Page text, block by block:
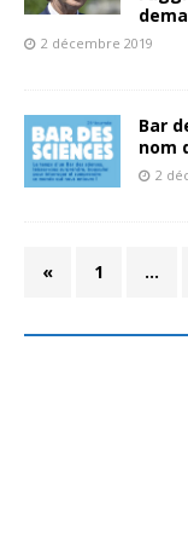
2 décembre 2019
Bar
nom
2
« 1 …